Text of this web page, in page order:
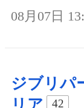
08月07日
ジブリパ
42